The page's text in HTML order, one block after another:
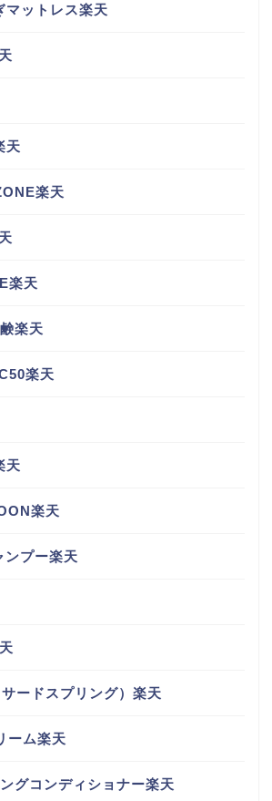
マットレス楽天
天
楽天
楽天
楽天
楽天
天
楽天
プー楽天
ードスプリング）楽天
ーム楽天
グコンディショナー楽天